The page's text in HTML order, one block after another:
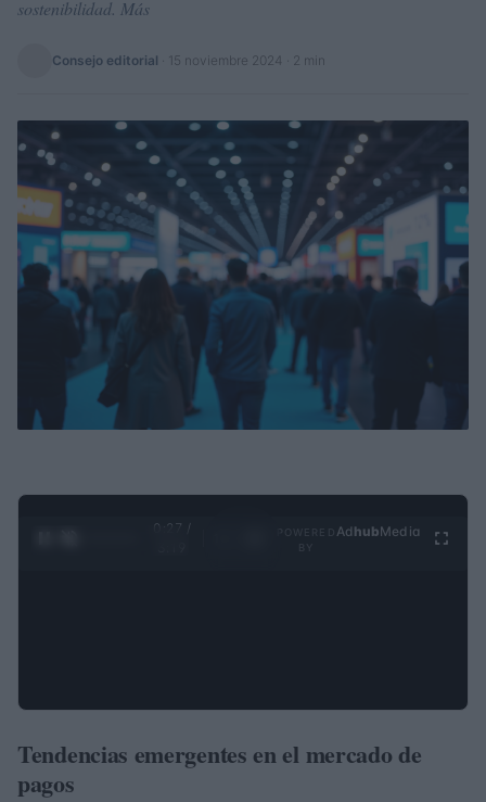
sostenibilidad. Más
Consejo editorial 15 noviembre 2024 · 2 min
0:28 /
Ad hubMedia
Tendencias emergentes en el mercado de
pagos